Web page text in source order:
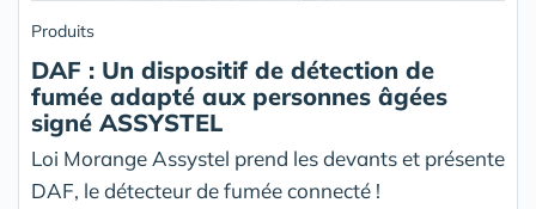
Produits
DAF : Un dispositif de détection de
fumée adapté aux personnes âgées
signé ASSYSTEL
Loi Morange Assystel prend les devants et présente
DAF, le détecteur de fumée connecté !